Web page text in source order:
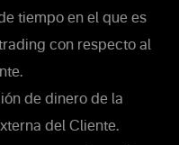
tiempo en el que es
con respecto al
de dinero de la
del Cliente.